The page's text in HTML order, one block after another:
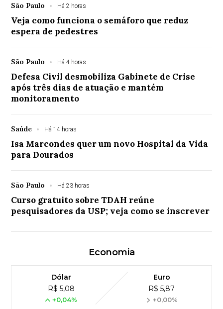
São Paulo Há 2 horas
Veja como funciona o semáforo que reduz
espera de pedestres
São Paulo Há 4 horas
Defesa Civil desmobiliza Gabinete de Crise
após três dias de atuação e mantém
monitoramento
Saúde Há 14 horas
Isa Marcondes quer um novo Hospital da Vida
para Dourados
São Paulo Há 23 horas
Curso gratuito sobre TDAH reúne
pesquisadores da USP; veja como se inscrever
Economia
Dólar
R$ 5,08
+0,04%
Euro
R$ 5,87
+0,00%